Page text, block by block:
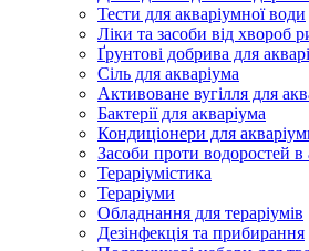
Тести для акваріумної води
Ліки та засоби від хвороб
Ґрунтові добрива для
Сіль для акваріума
Активоване вугілля для
Бактерії для акваріума
Кондиціонери для
Засоби проти водоростей в
Тераріумістика
Тераріуми
Обладнання для тераріумів
Дезінфекція та прибирання